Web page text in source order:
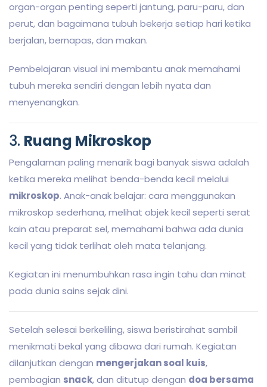
organ-organ penting seperti jantung, paru-paru, dan
perut, dan bagaimana tubuh bekerja setiap hari ketika
berjalan, bernapas, dan makan.
Pembelajaran visual ini membantu anak memahami
tubuh mereka sendiri dengan lebih nyata dan
menyenangkan.
3. Ruang Mikroskop
Pengalaman paling menarik bagi banyak siswa adalah
ketika mereka melihat benda-benda kecil melalui
mikroskop. Anak-anak belajar: cara menggunakan
mikroskop sederhana, melihat objek kecil seperti serat
kain atau preparat sel, memahami bahwa ada dunia
kecil yang tidak terlihat oleh mata telanjang.
Kegiatan ini menumbuhkan rasa ingin tahu dan minat
pada dunia sains sejak dini.
Setelah selesai berkeliling, siswa beristirahat sambil
menikmati bekal yang dibawa dari rumah. Kegiatan
dilanjutkan dengan mengerjakan soal kuis,
pembagian snack, dan ditutup dengan doa bersama